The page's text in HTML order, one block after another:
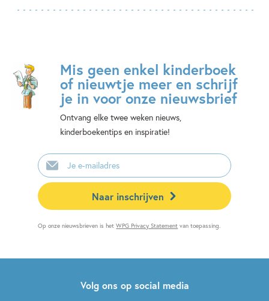
Mis geen enkel kinderboek
of nieuwtje meer en schrijf
je in voor onze nieuwsbrief
Ontvang elke twee weken nieuws,
kinderboekentips en inspiratie!
E-
mailadres
Naar inschrijven
Op onze nieuwsbrieven is hetWPG Privacy Statement van toepassing.
Volg ons op social media